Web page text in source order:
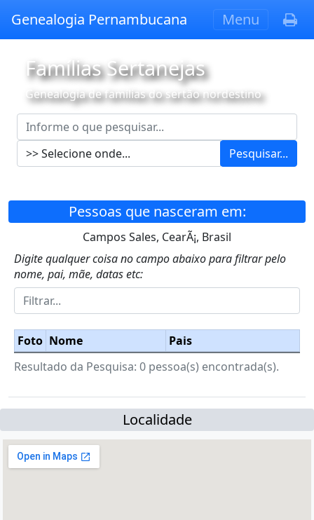
Genealogia Pernambucana Menu
Famílias Sertanejas
Genealogia de famílias do sertão nordestino
Pesquisar...
Pessoas que nasceram em:
Campos Sales, CearÃ¡, Brasil
Digite qualquer coisa no campo abaixo para filtrar pelo
nome, pai, mãe, datas etc:
Foto Nome
Pais
Resultado da Pesquisa: 0 pessoa(s) encontrada(s).
Localidade